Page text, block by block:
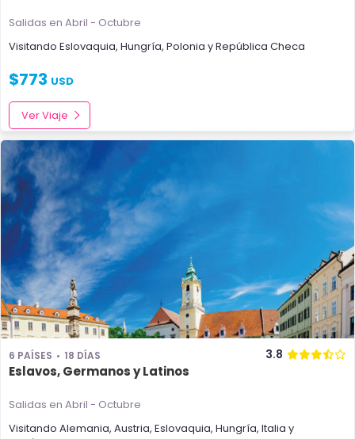
Salidas en Abril - Octubre
Visitando Eslovaquia, Hungría, Polonia yRepública Checa
$773 USD
Ver Viaje
6 PAÍSES 18 DÍAS 3.8
Eslavos, Germanos y Latinos
Salidas en Abril - Octubre
Visitando Alemania, Austria, Eslovaquia, Hungría, Italia y